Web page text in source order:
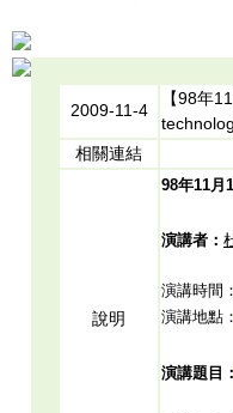
2009-11-4
【98年
相關連結
說明
98年11月
演講者：
演講時間
演講地點：
演講題目：